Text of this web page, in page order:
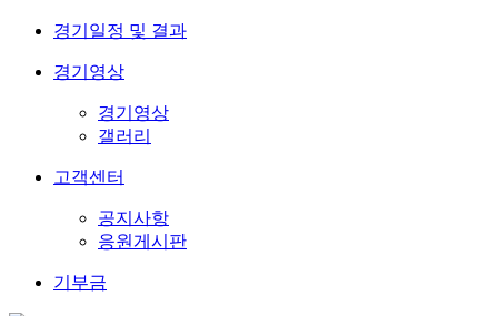
경기일정 및 결과
경기영상
경기영상
갤러리
고객센터
공지사항
응원게시판
기부금